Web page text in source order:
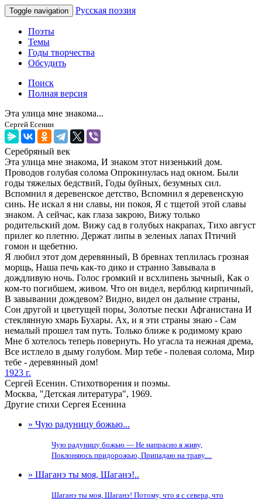
Toggle navigation Русская поэзия
Поэты
Темы
Годы творчества
Обсудить
Поиск
Полная версия
Эта улица мне знакома...
Сергей Есенин
Серебряный век
Эта улица мне знакома, И знаком этот низенький дом.
Проводов голубая солома Опрокинулась над окном. Были
годы тяжелых бедствий, Годы буйных, безумных сил.
Вспомнил я деревенское детство, Вспомнил я деревенскую
синь. Не искал я ни славы, ни покоя, Я с тщетой этой славы
знаком. А сейчас, как глаза закрою, Вижу только
родительский дом. Вижу сад в голубых накрапах, Тихо август
прилег ко плетню. Держат липы в зеленых лапах Птичий
гомон и щебетню.
Я любил этот дом деревянный, В бревнах теплилась грозная
морщь, Наша печь как-то дико и странно Завывала в
дождливую ночь. Голос громкий и всхлипень зычный, Как о
ком-то погибшем, живом. Что он видел, верблюд кирпичный,
В завывании дождевом? Видно, видел он дальние страны,
Сон другой и цветущей поры, Золотые пески Афганистана И
стеклянную хмарь Бухары. Ах, и я эти страны знаю - Сам
немалый прошел там путь. Только ближе к родимому краю
Мне б хотелось теперь повернуть. Но угасла та нежная дрема,
Все истлело в дыму голубом. Мир тебе - полевая солома, Мир
тебе - деревянный дом!
1923 г.
Сергей Есенин. Стихотворения и поэмы.
Москва, "Детская литература", 1969.
Другие стихи Сергея Есенина
» Чую радуницу божью...
Чую радуницу божью — Не напрасно я живу,
Поклоняюсь придорожью, Припадаю на траву....
» Шаганэ ты моя, Шаганэ!..
Шаганэ ты моя, Шаганэ! Потому, что я с севера, что